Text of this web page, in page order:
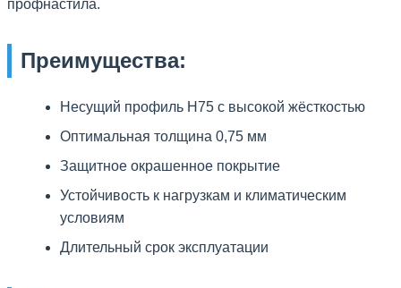
профнастила.
Преимущества:
Несущий профиль H75 с высокой жёсткостью
Оптимальная толщина 0,75 мм
Защитное окрашенное покрытие
Устойчивость к нагрузкам и климатическим
условиям
Длительный срок эксплуатации